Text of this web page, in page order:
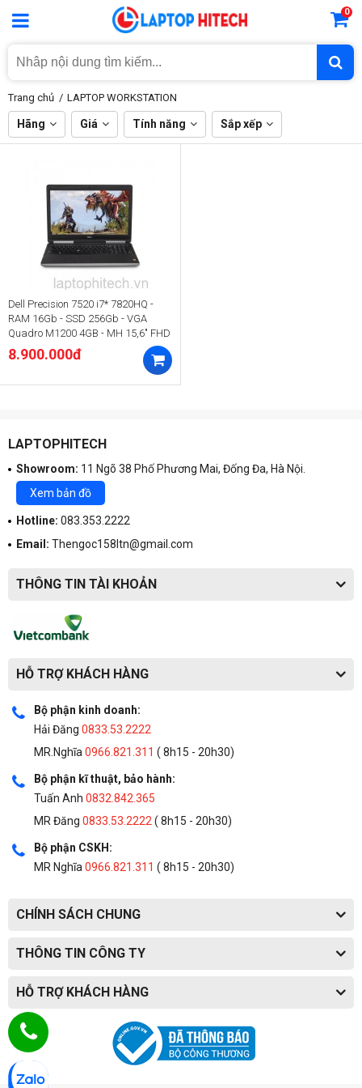
0
Trang chủ LAPTOP WORKSTATION
Hãng Giá Tính năng Sắp xếp
Dell Precision 7520 i7* 7820HQ -
RAM 16Gb - SSD 256Gb - VGA
Quadro M1200 4GB - MH 15,6" FHD
8.900.000đ
LAPTOPHITECH
Showroom: 11 Ngõ 38 Phố Phương Mai, Đống Đa, Hà Nội.
Xem bản đồ
Hotline: 083.353.2222
Email: Thengoc158ltn@gmail.com
THÔNG TIN TÀI KHOẢN
HỖ TRỢ KHÁCH HÀNG
Bộ phận kinh doanh:
Hải Đăng 0833.53.2222
MR.Nghĩa0966.821.311 ( 8h15 - 20h30)
Bộ phận kĩ thuật, bảo hành:
Tuấn Anh 0832.842.365
MR Đăng 0833.53.2222( 8h15 - 20h30)
Bộ phận CSKH:
MR Nghĩa0966.821.311 ( 8h15 - 20h30)
CHÍNH SÁCH CHUNG
THÔNG TIN CÔNG TY
HỖ TRỢ KHÁCH HÀNG